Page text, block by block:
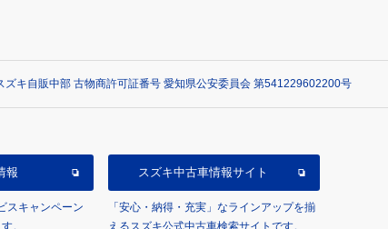
ズキ自販中部 古物商許可証番号 愛知県公安委員会 第541229602200号
報
スキャンペーン
。
スズキ中古車情報サイト
「安心・納得・充実」なラインアップを揃
えるスズキ公式中古車検索サイトです。